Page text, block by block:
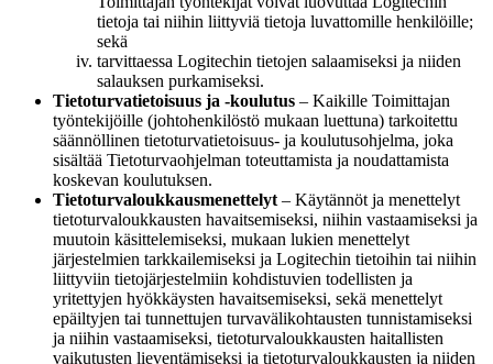
tietoja tai niihin liittyviä tietoja luvattomille henkilöille;
sekä
tarvittaessa Logitechin tietojen salaamiseksi ja niiden
salauksen purkamiseksi.
Tietoturvatietoisuus ja -koulutus – Kaikille Toimittajan
työntekijöille (johtohenkilöstö mukaan luettuna) tarkoitettu
säännöllinen tietoturvatietoisuus- ja koulutusohjelma, joka
sisältää Tietoturvaohjelman toteuttamista ja noudattamista
koskevan koulutuksen.
Tietoturvaloukkausmenettelyt – Käytännöt ja menettelyt
tietoturvaloukkausten havaitsemiseksi, niihin vastaamiseksi ja
muutoin käsittelemiseksi, mukaan lukien menettelyt
järjestelmien tarkkailemiseksi ja Logitechin tietoihin tai niihin
liittyviin tietojärjestelmiin kohdistuvien todellisten ja
yritettyjen hyökkäysten havaitsemiseksi, sekä menettelyt
epäiltyjen tai tunnettujen turvavälikohtausten tunnistamiseksi
ja niihin vastaamiseksi, tietoturvaloukkausten haitallisten
vaikutusten lieventämiseksi ja tietoturvaloukkausten ja niiden